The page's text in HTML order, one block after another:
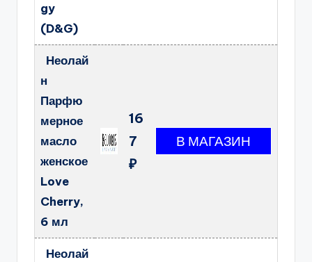
gy
(D&G)
Неолай
н
Парфю
мерное
масло
женское
Love
Cherry,
6 мл
16
7
₽
Неолай